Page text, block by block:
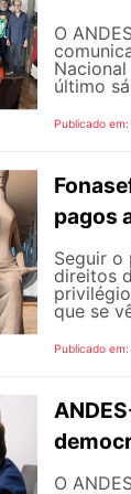
O
último
Publicado
pagos
Seguir
direitos
que se
Publicado
O